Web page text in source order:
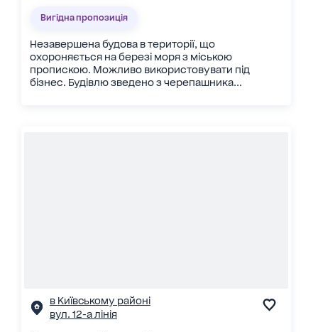
Вигідна пропозиція
Незавершена будова в території, що
охороняється на березі моря з міською
пропискою. Можливо використовувати під
бізнес. Будівлю зведено з черепашника...
в Київському районі
вул. 12-а лінія